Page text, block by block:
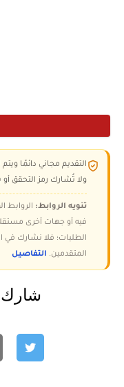
التقديم مجاني دائمًا
ولا تُشارك رمز التحقق أو
تنويه الروابط: الروابط
فيه أو جهات أخرى
الطلبات؛ فلا نشارك في
المتقدمين. التفاصيل
شارك